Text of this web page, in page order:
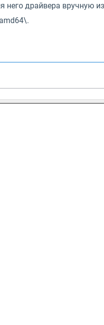
него драйвера вручную